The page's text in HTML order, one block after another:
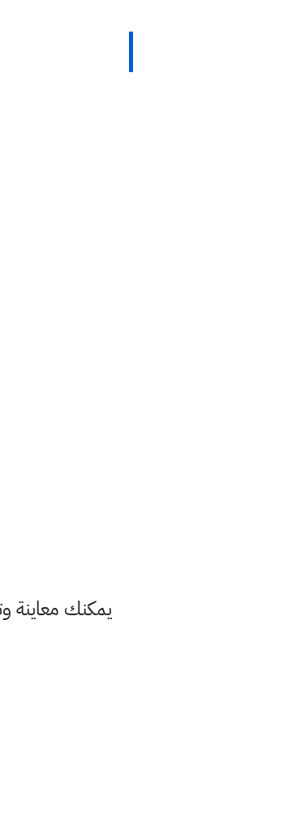
يمكنك معاينة وتحميل